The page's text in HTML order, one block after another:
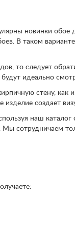
новинки обое
В таком
то следует
идеально
стену, как
создает
наш
сотрудничаем